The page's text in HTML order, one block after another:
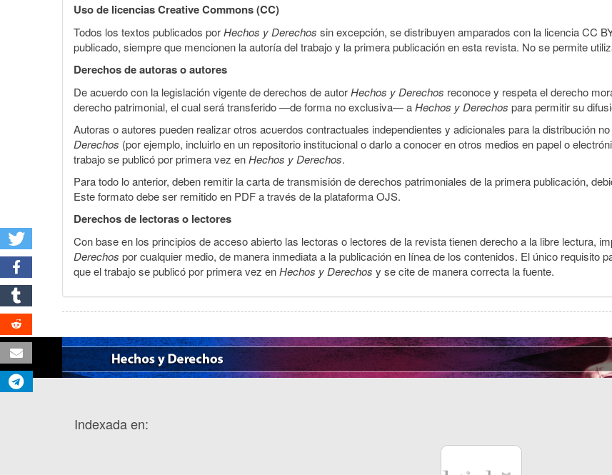
Uso de licencias Creative Commons (CC)
Todos los textos publicados porHechos y Derechos sin excepción, se distribuyen amparados con la licencia CC
publicado, siempre que mencionen la autoría del trabajo y la primera publicación en esta revista. No se permite
Derechos de autoras o autores
De acuerdo con la legislación vigente de derechos de autorHechos y Derechos reconoce y respeta el derecho
derecho patrimonial, el cual será transferido —de forma no exclusiva— aHechos y Derechos para permitir su
Autoras o autores pueden realizar otros acuerdos contractuales independientes y adicionales para la distribución
Derechos (por ejemplo, incluirlo en un repositorio institucional o darlo a conocer en otros medios en papel o
trabajo se publicó por primera vez enHechos y Derechos.
Para todo lo anterior, deben remitir la carta de transmisión de derechos patrimoniales de la primera publicación,
Este formato debe ser remitido en PDF a través de la plataforma OJS.
Derechos de lectoras o lectores
Con base en los principios de acceso abierto las lectoras o lectores de la revista tienen derecho a la libre lectura,
Derechos por cualquier medio, de manera inmediata a la publicación en línea de los contenidos. El único requisito
que el trabajo se publicó por primera vez enHechos y Derechos y se cite de manera correcta la fuente.
Indexada en: